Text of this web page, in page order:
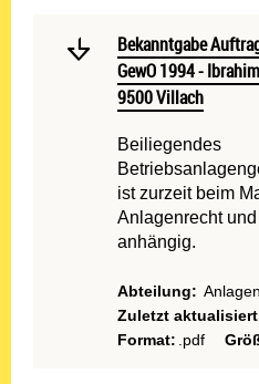
MehrBekanntgabe
Bekanntgabe
GewO 1994 -
9500 Villach
Beiliegendes
ist zurzeit beim
Anlagenrecht
anhängig.
Abteilung:
Zuletzt aktualisiert
Format: .pdf